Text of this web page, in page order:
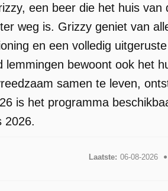
een beer die het huis
weg is. Grizzy geniet van
en een volledig
lemmingen bewoont ook het
samen te leven,
is het programma
2026.
Laatste: 06-08-2026